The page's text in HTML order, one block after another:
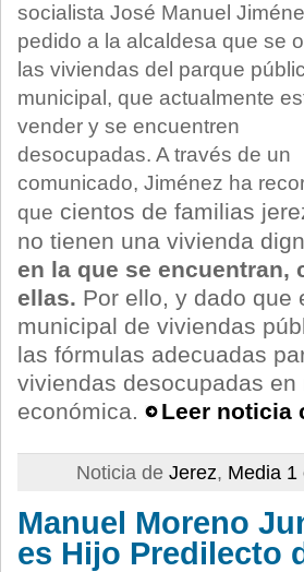
socialista José Manuel
pedido a la alcaldesa que se
las viviendas del parque
municipal, que actualmente
vender y se encuentren
desocupadas. A través de un
comunicado, Jiménez ha
que cientos de familias
no tienen una vivienda
en la que se encuentran,
ellas. Por ello, y dado que
municipal de viviendas
las fórmulas adecuadas
viviendas desocupadas
económica.
Leer noticia
Noticia de Jerez, Media 1
Manuel Moreno
es Hijo Predilecto